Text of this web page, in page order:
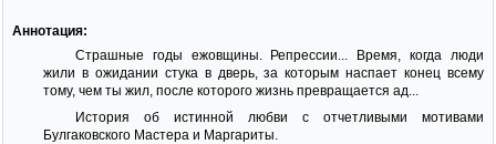
Аннотация:
Страшные годы ежовщины. Репрессии... Время, когда люди
жили в ожидании стука в дверь, за которым наспает конец всему
тому, чем ты жил, после которого жизнь превращается ад...
История об истинной любви с отчетливыми мотивами
Булгаковского Мастера и Маргариты.